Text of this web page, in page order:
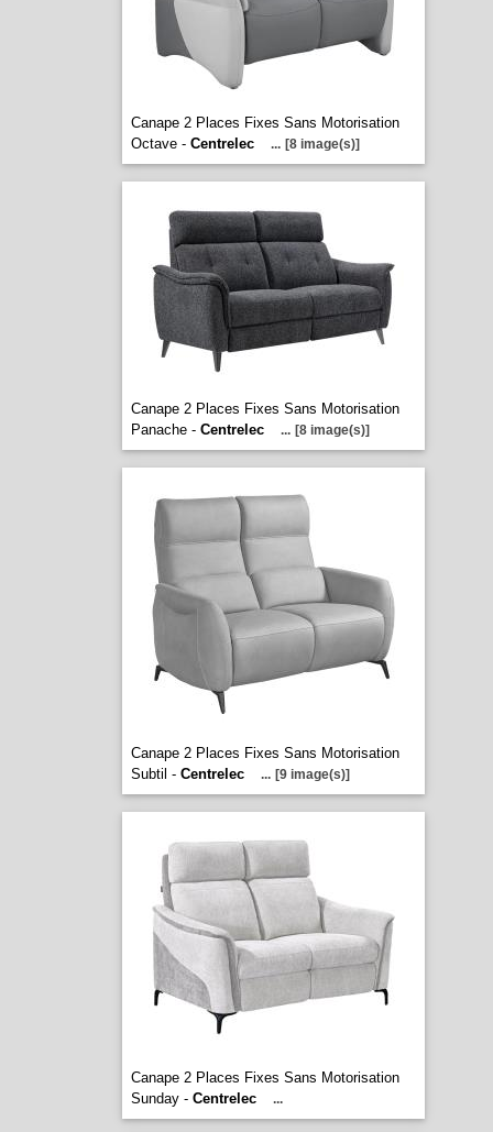
Canape 2 Places Fixes Sans Motorisation
Octave - Centrelec ... [8 image(s)]
Canape 2 Places Fixes Sans Motorisation
Panache - Centrelec ... [8 image(s)]
Canape 2 Places Fixes Sans Motorisation
Subtil - Centrelec ... [9 image(s)]
Canape 2 Places Fixes Sans Motorisation
Sunday - Centrelec ...